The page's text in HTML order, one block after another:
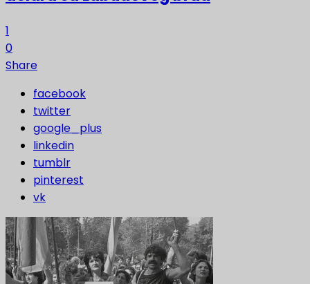
1
0
Share
facebook
twitter
google_plus
linkedin
tumblr
pinterest
vk